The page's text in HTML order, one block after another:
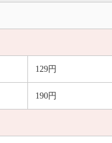
129円
190円